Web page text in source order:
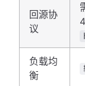
回源协
议
负载均
衡